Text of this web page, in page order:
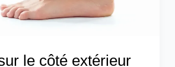
le côté extérieur